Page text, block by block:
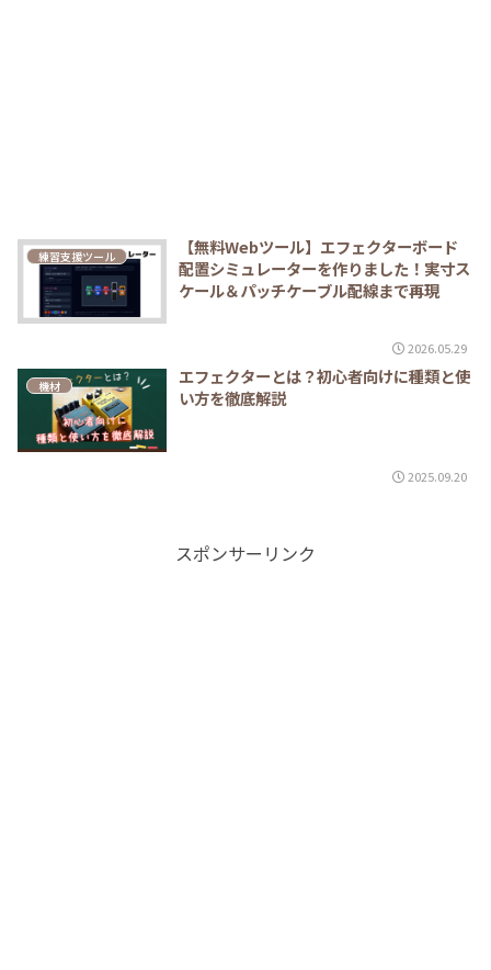
練習支援ツール
【無料Webツール】エフェクターボード
配置シミュレーターを作りました！実寸ス
ケール＆パッチケーブル配線まで再現
2026.05.29
機材
エフェクターとは？初心者向けに種類と使
い方を徹底解説
2025.09.20
スポンサーリンク